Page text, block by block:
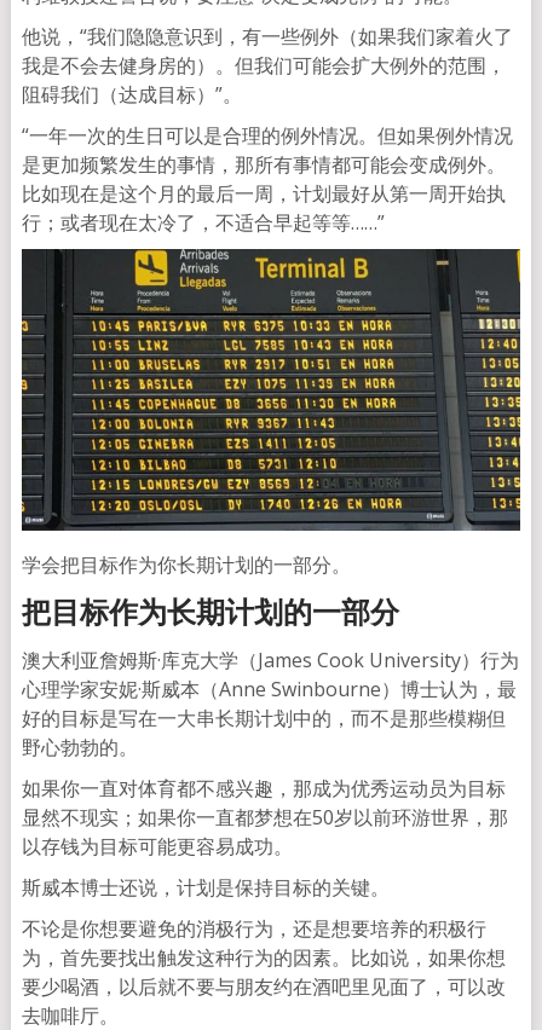
他说，“我们隐隐意识到，有一些例外（如果我们家着火了
我是不会去健身房的）。但我们可能会扩大例外的范围，
阻碍我们（达成目标）”。
“一年一次的生日可以是合理的例外情况。但如果例外情况
是更加频繁发生的事情，那所有事情都可能会变成例外。
比如现在是这个月的最后一周，计划最好从第一周开始执
行；或者现在太冷了，不适合早起等等……”
学会把目标作为你长期计划的一部分。
把目标作为长期计划的一部分
澳大利亚詹姆斯·库克大学（James Cook University）行为
心理学家安妮·斯威本（Anne Swinbourne）博士认为，最
好的目标是写在一大串长期计划中的，而不是那些模糊但
野心勃勃的。
如果你一直对体育都不感兴趣，那成为优秀运动员为目标
显然不现实；如果你一直都梦想在50岁以前环游世界，那
以存钱为目标可能更容易成功。
斯威本博士还说，计划是保持目标的关键。
不论是你想要避免的消极行为，还是想要培养的积极行
为，首先要找出触发这种行为的因素。比如说，如果你想
要少喝酒，以后就不要与朋友约在酒吧里见面了，可以改
去咖啡厅。